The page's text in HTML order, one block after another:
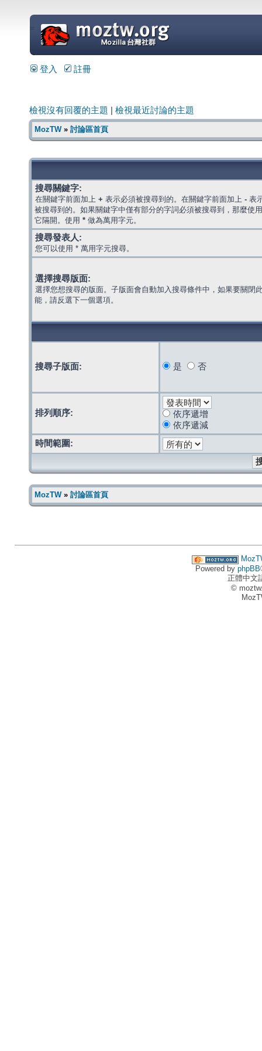
=
登入 註冊
檢視沒有回覆的主題 檢視最近討論的主題
MozTW» 討論區首頁
搜尋關鍵字:
在關鍵字前面加上 + 表示必須被搜尋到的。在關鍵字前面加上 - 表
被搜尋到的。如果關鍵字中僅有部分的字詞必須被搜尋到，那麼使
它隔開。使用 * 做為萬用字元。
搜尋發表人:
您可以使用 * 萬用字元搜尋。
選擇搜尋版面:
選擇您想搜尋的版面。子版面會自動加入搜尋條件中，如果要關閉
能，請反選下一個選項。
搜尋子版面: 是 否
排列順序:
依序遞增
依序遞減
時間範圍:
MozTW» 討論區首頁
Powered by phpBB
正體中文
©